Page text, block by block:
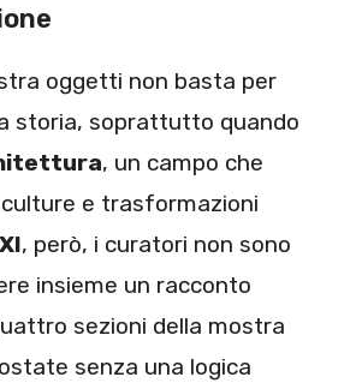
oggetti non basta per
storia, soprattutto quando
, un campo che
e trasformazioni
, però, i curatori non sono
insieme un racconto
sezioni della mostra
senza una logica